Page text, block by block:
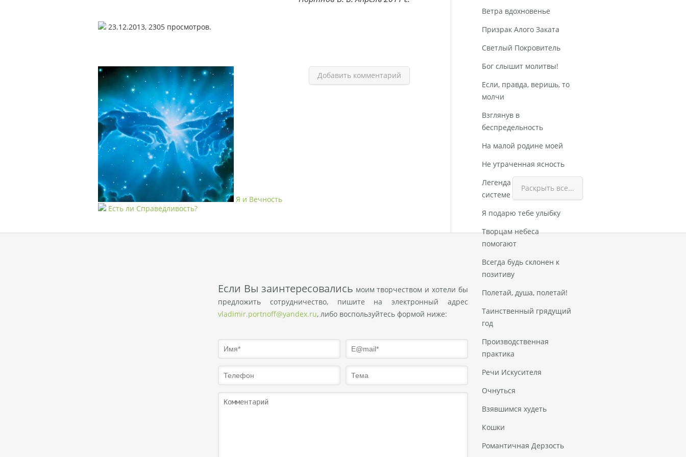
23.12.2013, 2305 просмотров.
Добавить комментарий
Я и Вечность
Есть ли Справедливость?
Ветра вдохновенье
Призрак Алого Заката
Светлый Покровитель
Бог слышит молитвы!
Если, правда, веришь, то
молчи
Взглянув в
беспредельность
На малой родине моей
Не утраченная ясность
Легенда о солнечной
системе
Я подарю тебе улыбку
Творцам небеса
помогают
Всегда будь склонен к
позитиву
Полетай, душа, полетай!
Таинственный грядущий
год
Производственная
практика
Речи Искусителя
Очнуться
Взявшимся худеть
Кошки
Романтичная Дерзость
Раскрыть все...
Eсли Вы заинтересовались моим творчеством и хотели бы
предложить сотрудничество, пишите на электронный адрес
vladimir.portnoff@yandex.ru, либо воспользуйтесь формой ниже: